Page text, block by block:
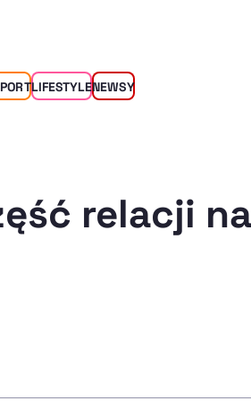
LIFESTYLENEWSY
relacji